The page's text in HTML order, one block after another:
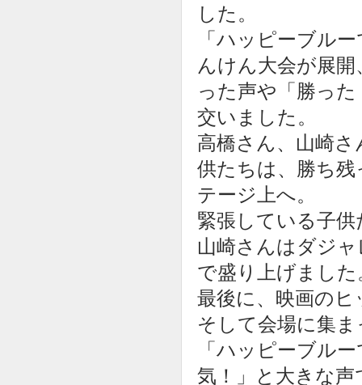
した。
「ハッピーブル
んけん大会が展
った声や「勝っ
交いました。
高橋さん、山崎
供たちは、勝ち
テージ上へ。
緊張している子
山崎さんはダジ
で盛り上げました
最後に、映画の
そして会場に集
「ハッピーブル
気！」と大きな